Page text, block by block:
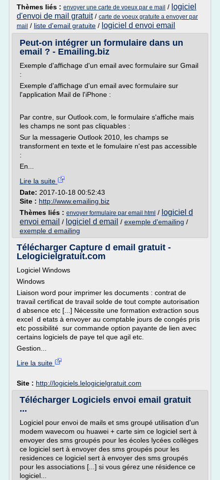
Thèmes liés : envoyer une carte de voeux par e mail / logiciel
d'envoi de mail gratuit/ carte de voeux gratuite a envoyer par
mail / liste d'email gratuite / logiciel d envoi email
Peut-on intégrer un formulaire dans un
email ? - Emailing.biz
Exemple d'affichage d'un email avec formulaire sur Gmail
:
Exemple d'affichage d'un email avec formulaire sur
l'application Mail de l'iPhone :
Par contre, sur Outlook.com, le formulaire s'affiche mais
les champs ne sont pas cliquables :
Sur la messagerie Outlook 2010, les champs se
transforment en texte et le fomulaire n'est pas accessible
:
En...
Lire la suite
Date: 2017-10-18 00:52:43
Site : http://www.emailing.biz
Thèmes liés : envoyer formulaire par email html / logiciel d
envoi email / logiciel d email / exemple d'emailing /
exemple d emailing
Télécharger Capture d email gratuit -
Lelogicielgratuit.com
Logiciel Windows
Windows
Liaison word pour imprimer les documents : contrat de
travail certificat de travail solde de tout compte autorisation
d absence etc [...] Nécessite une formation extraction sous
excel d etats à envoyer au comptable jours de congés pris
etc possibilité sur commande option payante de lien avec
certains logiciels de paye tel que agil etc.
Gestion...
Lire la suite
Site : http://logiciels.lelogicielgratuit.com
Télécharger Logiciels envoi email gratuit
...
Logiciel pour envoi de mails et sms groupé utilisation d'un
modem wavecom ou huawei + carte sim ce logiciel sert à
envoyer des sms groupés pour les écoles lycées collèges
ce logiciel sert à envoyer des sms groupés pour les
residences ce logiciel sert à envoyer des sms groupés
pour les associations [...] si vous gérez une résidence ce
logiciel...